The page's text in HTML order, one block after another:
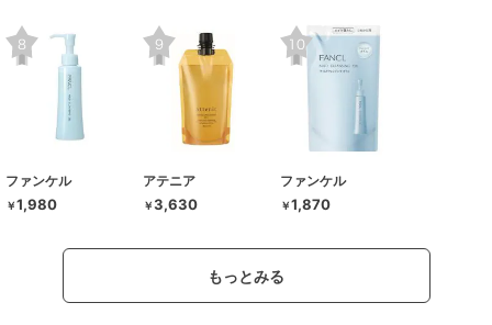
ファンケル
￥1,980
アテニア
￥3,630
ファンケル
￥1,870
もっとみる